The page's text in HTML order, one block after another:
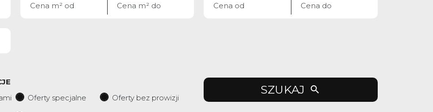
Oferty specjalne Oferty bez prowizji
SZUKAJ